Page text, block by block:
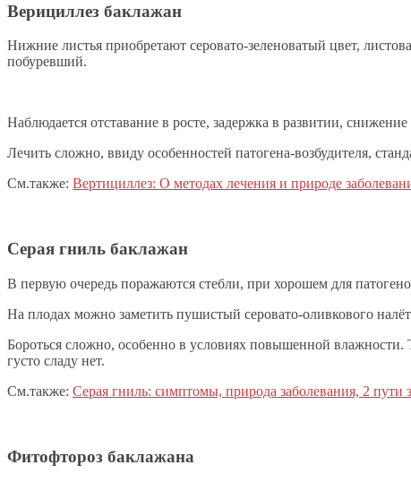
Верициллез баклажан
Нижние листья приобретают серовато-зеленоватый цвет,
побуревший.
Наблюдается отставание в росте, задержка в развитии,
Лечить сложно, ввиду особенностей патогена-возбудителя,
См.также: Вертициллез: О методах лечения и природе
Серая гниль баклажан
В первую очередь поражаются стебли, при хорошем для
На плодах можно заметить пушистый серовато-оливкового
Бороться сложно, особенно в условиях повышенной
густо сладу нет.
См.также: Серая гниль: симптомы, природа заболевания, 2 пути
Фитофтороз баклажана